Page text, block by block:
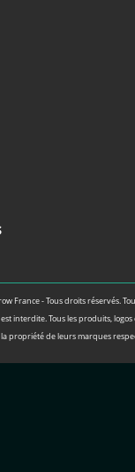
France - Tous droits réservés.
interdite. Tous les produits, logos
propriété de leurs marques